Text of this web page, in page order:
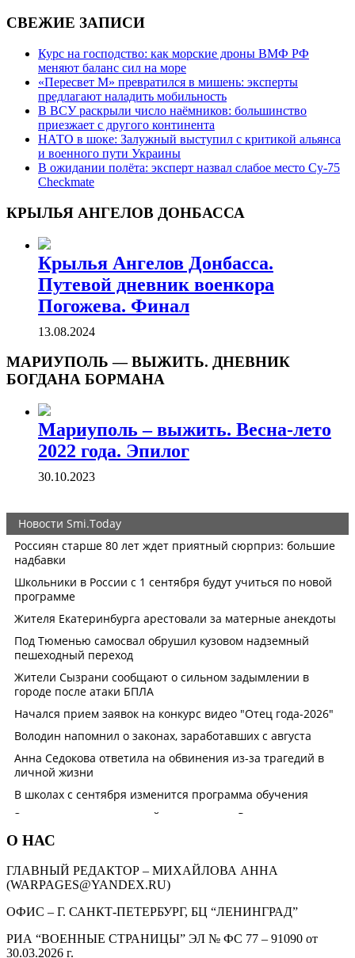
СВЕЖИЕ ЗАПИСИ
Курс на господство: как морские дроны ВМФ РФ
меняют баланс сил на море
«Пересвет М» превратился в мишень: эксперты
предлагают наладить мобильность
В ВСУ раскрыли число наёмников: большинство
приезжает с другого континента
НАТО в шоке: Залужный выступил с критикой альянса
и военного пути Украины
В ожидании полёта: эксперт назвал слабое место Су-75
Checkmate
КРЫЛЬЯ АНГЕЛОВ ДОНБАССА
Крылья Ангелов Донбасса.
Путевой дневник военкора
Погожева. Финал
13.08.2024
МАРИУПОЛЬ — ВЫЖИТЬ. ДНЕВНИК
БОГДАНА БОРМАНА
Мариуполь – выжить. Весна-лето
2022 года. Эпилог
30.10.2023
О НАС
ГЛАВНЫЙ РЕДАКТОР – МИХАЙЛОВА АННА
(WARPAGES@YANDEX.RU)
ОФИС – Г. САНКТ-ПЕТЕРБУРГ, БЦ “ЛЕНИНГРАД”
РИА “ВОЕННЫЕ СТРАНИЦЫ” ЭЛ № ФС 77 – 91090 от
30.03.2026 г.